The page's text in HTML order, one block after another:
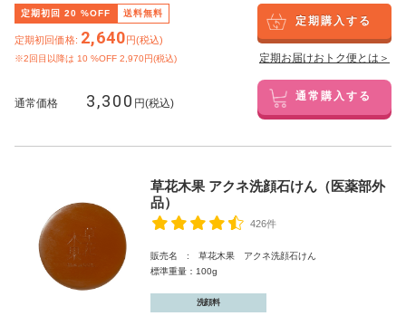
定期初回 20 %OFF 送料無料
定期初回価格: 2,640円(税込)
※2回目以降は 10 %OFF 2,970円(税込)
定期購入する
定期お届けおトク便とは＞
通常価格 3,300 円(税込) 通常購入する
草花木果 アクネ洗顔石けん（医薬部外
品）
426件
販売名 : 草花木果 アクネ洗顔石けん
標準重量：100g
洗顔料